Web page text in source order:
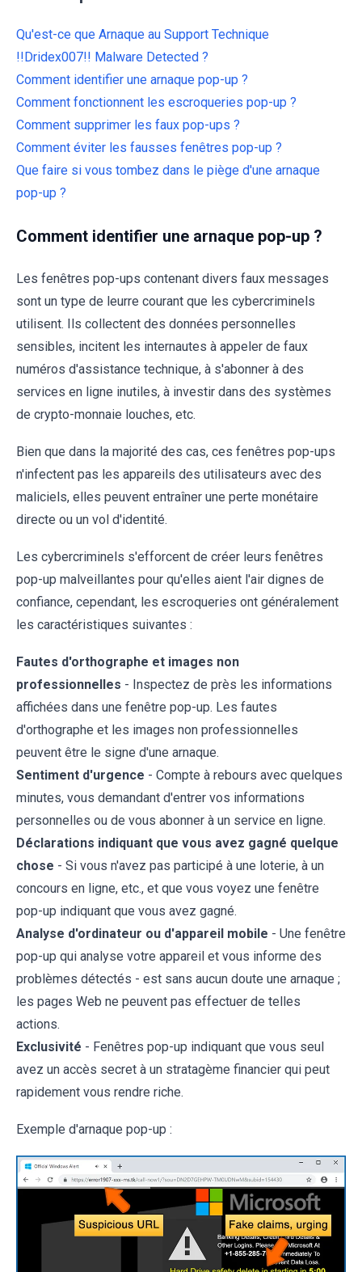
Qu'est-ce que Arnaque au Support Technique
!!Dridex007!! Malware Detected ?
Comment identifier une arnaque pop-up ?
Comment fonctionnent les escroqueries pop-up ?
Comment supprimer les faux pop-ups ?
Comment éviter les fausses fenêtres pop-up ?
Que faire si vous tombez dans le piège d'une arnaque
pop-up ?
Comment identifier une arnaque pop-up ?
Les fenêtres pop-ups contenant divers faux messages
sont un type de leurre courant que les cybercriminels
utilisent. Ils collectent des données personnelles
sensibles, incitent les internautes à appeler de faux
numéros d'assistance technique, à s'abonner à des
services en ligne inutiles, à investir dans des systèmes
de crypto-monnaie louches, etc.
Bien que dans la majorité des cas, ces fenêtres pop-ups
n'infectent pas les appareils des utilisateurs avec des
maliciels, elles peuvent entraîner une perte monétaire
directe ou un vol d'identité.
Les cybercriminels s'efforcent de créer leurs fenêtres
pop-up malveillantes pour qu'elles aient l'air dignes de
confiance, cependant, les escroqueries ont généralement
les caractéristiques suivantes :
Fautes d'orthographe et images non
professionnelles - Inspectez de près les informations
affichées dans une fenêtre pop-up. Les fautes
d'orthographe et les images non professionnelles
peuvent être le signe d'une arnaque.
Sentiment d'urgence - Compte à rebours avec quelques
minutes, vous demandant d'entrer vos informations
personnelles ou de vous abonner à un service en ligne.
Déclarations indiquant que vous avez gagné quelque
chose - Si vous n'avez pas participé à une loterie, à un
concours en ligne, etc., et que vous voyez une fenêtre
pop-up indiquant que vous avez gagné.
Analyse d'ordinateur ou d'appareil mobile - Une fenêtre
pop-up qui analyse votre appareil et vous informe des
problèmes détectés - est sans aucun doute une arnaque ;
les pages Web ne peuvent pas effectuer de telles
actions.
Exclusivité - Fenêtres pop-up indiquant que vous seul
avez un accès secret à un stratagème financier qui peut
rapidement vous rendre riche.
Exemple d'arnaque pop-up :